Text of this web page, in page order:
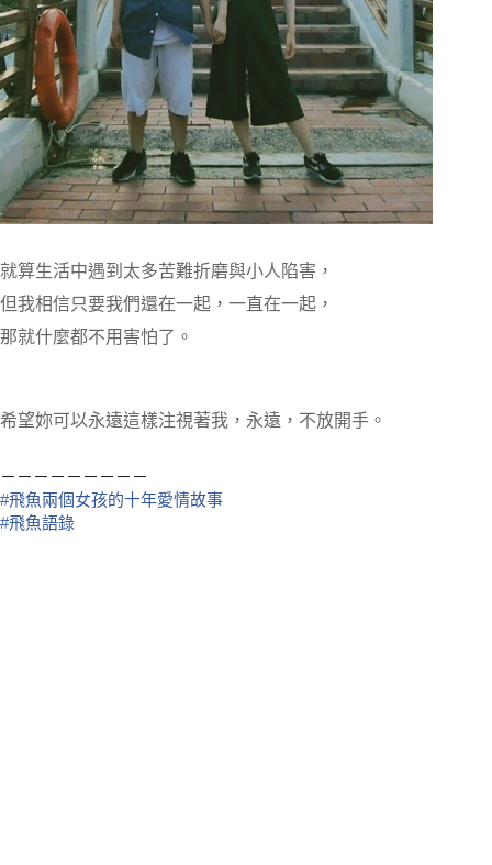
就算生活中遇到太多苦難折磨與小人陷害，
但我相信只要我們還在一起，一直在一起，
那就什麼都不用害怕了。
希望妳可以永遠這樣注視著我，永遠，不放開手。
－－－－－－－－－
#飛魚兩個女孩的十年愛情故事
#飛魚語錄